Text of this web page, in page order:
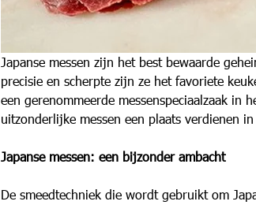
Japanse messen zijn het best bewaarde
precisie en scherpte zijn ze het favoriete
een gerenommeerde messenspeciaalzaak in
uitzonderlijke messen een plaats verdienen
Japanse messen: een bijzonder ambacht
De smeedtechniek die wordt gebruikt om